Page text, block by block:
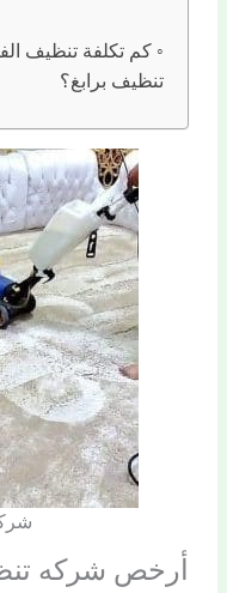
كم تكلفة تنظيف
تنظيف برابغ؟
أرخص شركه